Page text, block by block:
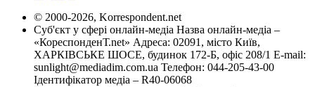
© 2000-2026, Korrespondent.net
Суб'єкт у сфері онлайн-медіа Назва онлайн-медіа –
«КореспонденТ.net» Адреса: 02091, місто Київ,
ХАРКІВСЬКЕ ШОСЕ, будинок 172-Б, офіс 208/1 E-mail:
sunlight@mediadim.com.ua Телефон: 044-205-43-00
Ідентифікатор медіа – R40-06068